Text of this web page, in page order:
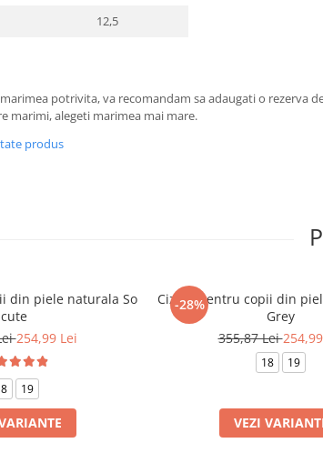
12,5
potrivita, va recomandam sa adaugati o rezerva
marimi, alegeti marimea mai mare.
produs
din piele naturala So
cute
254,99 Lei
19
-28%
Cizme pentru copii din
Grey
355,87 Lei
18 19
VEZI